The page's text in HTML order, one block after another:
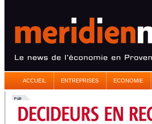
ACCUEIL ENTREPRISES ECONOMIE